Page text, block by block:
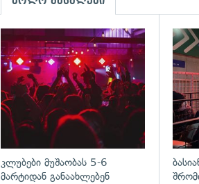
კლუბები მუშაობას 5-6
მარტიდან განაახლებენ